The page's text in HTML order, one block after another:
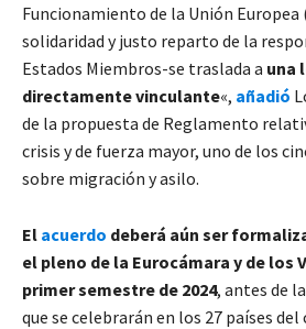
Funcionamiento de la Unión Europea
solidaridad y justo reparto de la
Estados Miembros-se traslada a una
directamente vinculante«, añadió
de la propuesta de Reglamento
crisis y de fuerza mayor, uno de los
sobre migración y asilo.
El acuerdo deberá aún ser
el pleno de la Eurocámara y de los
primer semestre de 2024, antes de
que se celebrarán en los 27 países